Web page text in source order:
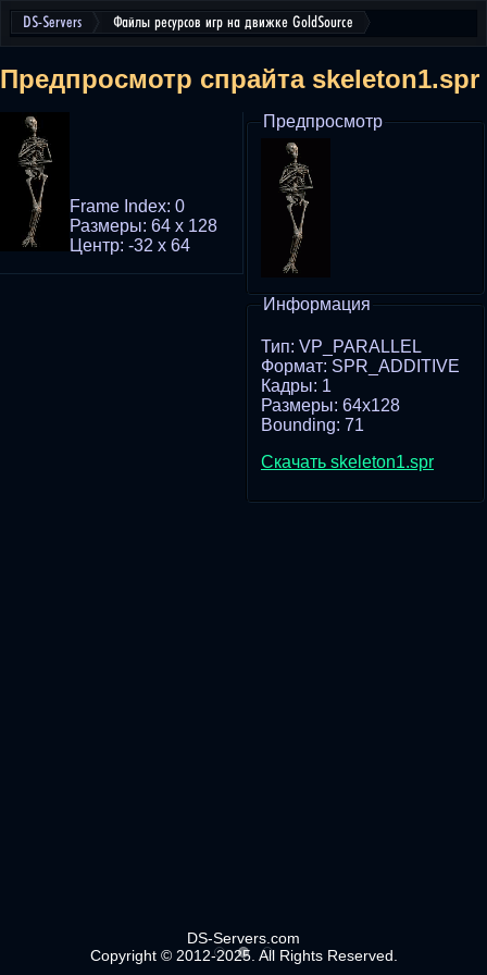
DS-Servers Файлы ресурсов игр на движке GoldSource
Предпросмотр спрайта skeleton1.spr
Предпросмотр
Информация
Тип: VP_PARALLEL
Формат: SPR_ADDITIVE
Кадры: 1
Размеры: 64x128
Bounding: 71
Скачать skeleton1.spr
Frame Index: 0
Размеры: 64 x 128
Центр: -32 x 64
DS-Servers.com
Copyright © 2012-2025. All Rights Reserved.